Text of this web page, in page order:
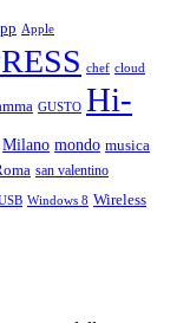
Apple
chef cloud
GUSTO Hi-
Milano mondo musica
san valentino
Windows 8 Wireless